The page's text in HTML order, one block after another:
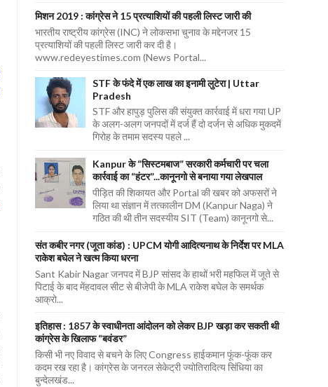
मिशन 2019 : कांग्रेस ने 15 प्रत्याशियों की पहली लिस्ट जारी की
भारतीय राष्ट्रीय कांग्रेस (INC) ने लोकसभा चुनाव के मद्देनजर 15
प्रत्याशियों की पहली लिस्ट जारी कर दी है।
www.redeyestimes.com (News Portal...
STF के फंदे में एक लाख का इनामी लुटेरा | Uttar
Pradesh
STF और हापुड़ पुलिस की संयुक्त कार्रवाई में धरा गया UP
के अलग-अलग जनपदों में दर्ज हैं दो दर्जन से अधिक मुकदमें
गिरोह के तमाम सदस्य पहले ...
Kanpur के “सिस्टमबाज” सरकारी कर्मचारी पर चला
कार्रवाई का “हंटर”...कानूनगो से बनाया गया लेखपाल
पीड़ित की शिकायत और Portal की खबर को अफसरों ने
लिया था संज्ञान में तत्कालीन DM (Kanpur Naga) ने
गठित की थी तीन सदस्यीय SIT (Team) कानूनगो से...
संत कबीर नगर (जूता कांड) : UPCM योगी आदित्यनाथ के निर्देश पर MLA
राकेश बघेल ने खत्म किया धरना
Sant Kabir Nagar जनपद में BJP सांसद के हाथों भरी महफिल में जूते से
पिटाई के बाद मेंहदावल सीट से बीजेपी के MLA राकेश बघेल के समर्थक
आक्रो...
इतिहास : 1857 के स्वाधीनता आंदोलन को लेकर BJP खड़ा कर सकती थी
कांग्रेस के खिलाफ “बवंडर”
किसी भी नए विवाद से बचने के लिए Congress हाईकमान फूंक-फूंक कर
कदम रख रहा है। कांग्रेस के जनरल सेकेट्री ज्योतिरादित्य सिंधिया का
बुन्देलखंड...